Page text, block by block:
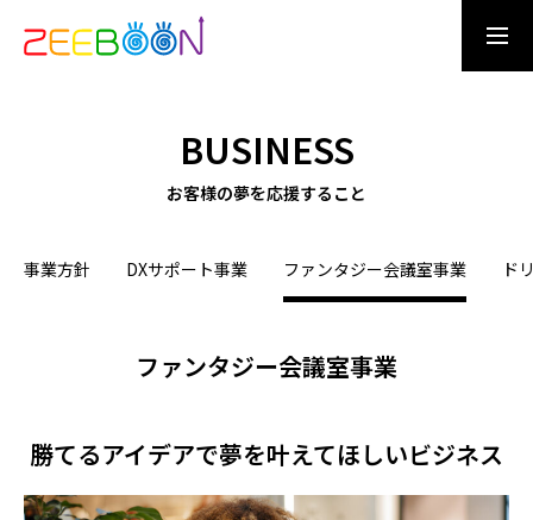
OUR DREAM
WHAT IS ZEEBOON
DREAM MAN
BUSINESS
お客様の夢を応援すること
BUSINESS
お客様の夢を応援すること
事業方針 DXサポート事業 ファンタジー会議室事業 ド
ファンタジー会議室事業
勝てるアイデアで夢を叶えてほしいビジネス